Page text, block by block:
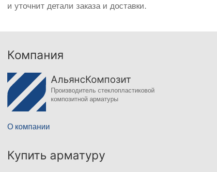
и уточнит детали заказа и доставки.
Компания
АльянсКомпозит
Производитель стеклопластиковой
композитной арматуры
О компании
Купить арматуру